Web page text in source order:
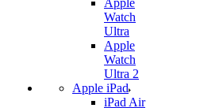
Apple
Watch
Ultra
Apple
Watch
Ultra 2
Apple iPad
iPad Air